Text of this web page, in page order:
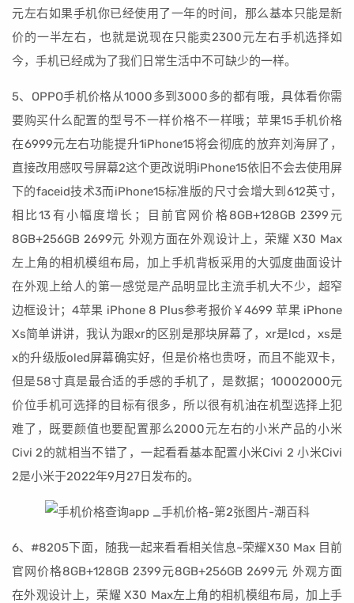
元左右如果手机你已经使用了一年的时间，那么基本只能是新
价的一半左右，也就是说现在只能卖2300元左右手机选择如
今，手机已经成为了我们日常生活中不可缺少的一样。
5、OPPO手机价格从1000多到3000多的都有哦，具体看你需
要购买什么配置的型号不一样价格不一样哦；苹果15手机价格
在6999元左右功能提升1iPhone15将会彻底的放弃刘海屏了，
直接改用感叹号屏幕2这个更改说明iPhone15依旧不会去使用屏
下的faceid技术3而iPhone15标准版的尺寸会增大到612英寸，
相比13有小幅度增长；目前官网价格8GB+128GB 2399元
8GB+256GB 2699元 外观方面在外观设计上，荣耀 X30 Max
左上角的相机模组布局，加上手机背板采用的大弧度曲面设计
在外观上给人的第一感觉是产品明显比主流手机大不少，超窄
边框设计；4苹果 iPhone 8 Plus参考报价￥4699 苹果 iPhone
Xs简单讲讲，我认为跟xr的区别是那块屏幕了，xr是lcd，xs是
x的升级版oled屏幕确实好，但是价格也贵呀，而且不能双卡，
但是58寸真是最合适的手感的手机了，是数据；10002000元
价位手机可选择的目标有很多，所以很有机油在机型选择上犯
难了，既要颜值也要配置那么2000元左右的小米产品的小米
Civi 2的就相当不错了，一起看看基本配置小米Civi 2 小米Civi
2是小米于2022年9月27日发布的。
6、#8205下面，随我一起来看看相关信息~荣耀X30 Max 目前
官网价格8GB+128GB 2399元8GB+256GB 2699元 外观方面
在外观设计上，荣耀 X30 Max左上角的相机模组布局，加上手